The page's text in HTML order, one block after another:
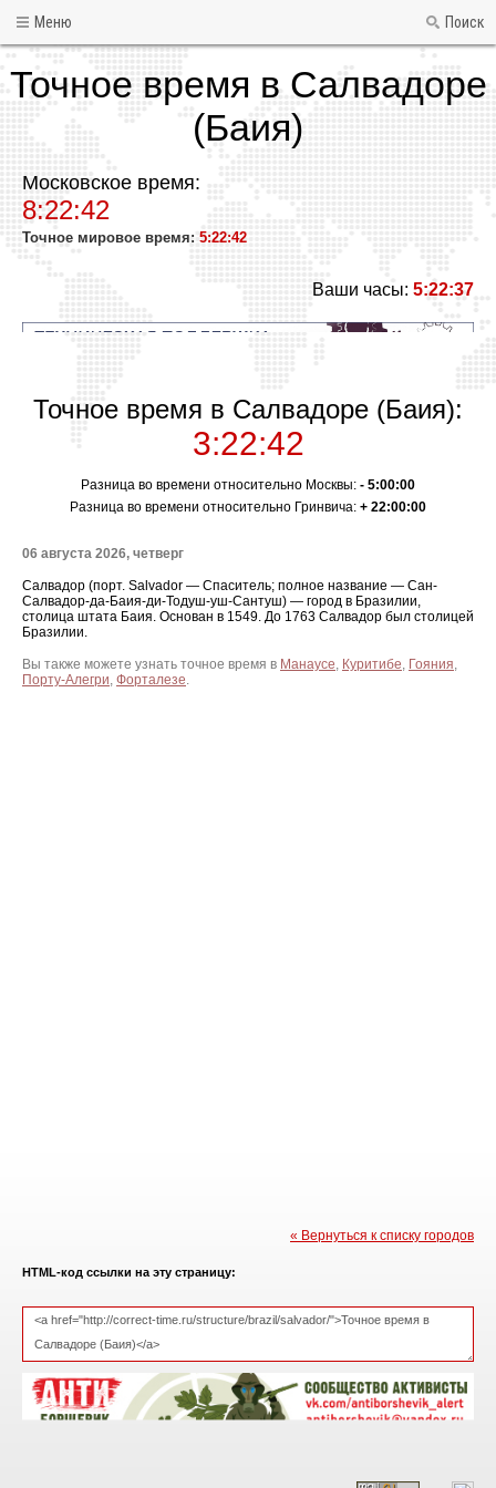
Меню Поиск
Точное время в Салвадоре
(Баия)
Московское время:
8:22:42
Точное мировое время: 5:22:42
Ваши часы: 5:22:37
Точное время в Салвадоре (Баия):
3:22:42
Разница во времени относительно Москвы: - 5:00:00
Разница во времени относительно Гринвича: + 22:00:00
06 августа 2026, четверг
Салвадор (порт. Salvador — Спаситель; полное название — Сан-
Салвадор-да-Баия-ди-Тодуш-уш-Сантуш) — город в Бразилии,
столица штата Баия. Основан в 1549. До 1763 Салвадор был столицей
Бразилии.
Вы также можете узнать точное время в Манаусе, Куритибе, Гояния,
Порту-Алегри, Форталезе.
« Вернуться к списку городов
HTML-код ссылки на эту страницу: